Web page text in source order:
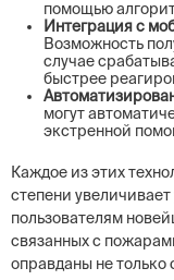
помощью
Интеграция с
Возможность
случае
быстрее
могут
экстренной
Каждое из этих
степени
пользователям
связанных с
оправданы не только